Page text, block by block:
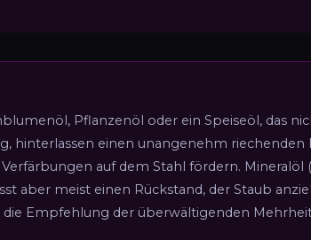
Pflanzenöl oder ein Speiseöl, das
hinterlassen einen unangenehm
auf dem Stahl fördern. Mineralöl
aber meist einen Rückstand, der Staub
Empfehlung der überwältigenden